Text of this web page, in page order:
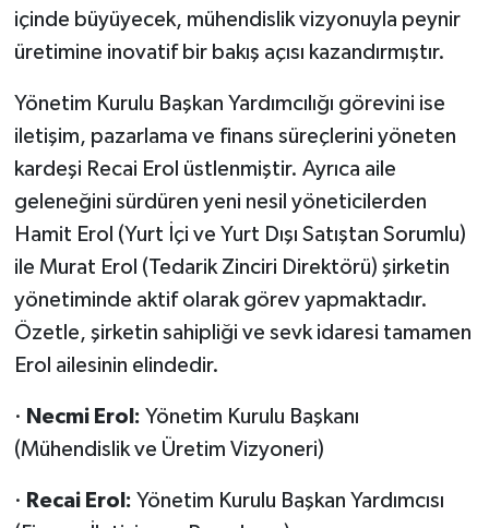
içinde büyüyecek, mühendislik vizyonuyla peynir
üretimine inovatif bir bakış açısı kazandırmıştır.
Yönetim Kurulu Başkan Yardımcılığı görevini ise
iletişim, pazarlama ve finans süreçlerini yöneten
kardeşi Recai Erol üstlenmiştir. Ayrıca aile
geleneğini sürdüren yeni nesil yöneticilerden
Hamit Erol (Yurt İçi ve Yurt Dışı Satıştan Sorumlu)
ile Murat Erol (Tedarik Zinciri Direktörü) şirketin
yönetiminde aktif olarak görev yapmaktadır.
Özetle, şirketin sahipliği ve sevk idaresi tamamen
Erol ailesinin elindedir.
· Necmi Erol: Yönetim Kurulu Başkanı
(Mühendislik ve Üretim Vizyoneri)
· Recai Erol: Yönetim Kurulu Başkan Yardımcısı